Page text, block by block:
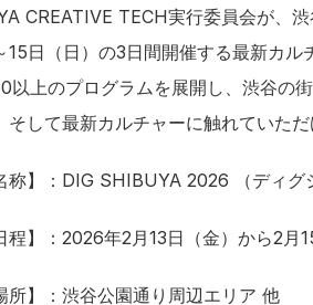
CREATIVE TECH実行委員会が、
15日（日）の3日間開催する最新カル
以上のプログラムを展開し、渋谷の
そして最新カルチャーに触れていただ
称】：DIG SHIBUYA 2026 （ディグ
程】：2026年2月13日（金）から2月
所】：渋谷公園通り周辺エリア 他